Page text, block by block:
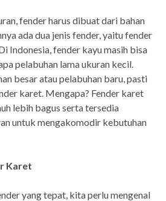
fender harus dibuat dari bahan
ada dua jenis fender, yaitu fender
Indonesia, fender kayu masih bisa
pelabuhan lama ukuran kecil.
besar atau pelabuhan baru, pasti
karet. Mengapa? Fender karet
lebih bagus serta tersedia
untuk mengakomodir kebutuhan
Karet
yang tepat, kita perlu mengenal